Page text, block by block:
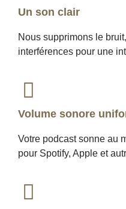
Un son clair
Nous supprimons le
interférences pour une
Volume sonore
Votre podcast sonne au
pour Spotify, Apple et